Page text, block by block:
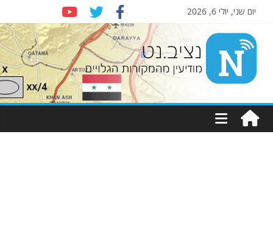
יום שני, יולי 6, 2026
Nziv.net
מודיעין
מהמקורות